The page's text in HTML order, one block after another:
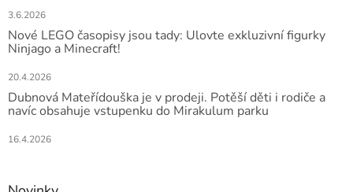
3.6.2026
Nové LEGO časopisy jsou tady: Ulovte exkluzivní figurky
Ninjago a Minecraft!
20.4.2026
Dubnová Mateřídouška je v prodeji. Potěší děti i rodiče a
navíc obsahuje vstupenku do Mirakulum parku
16.4.2026